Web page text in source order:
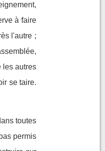
à faire
l'autre ;
les autres
se taire.
toutes
permis